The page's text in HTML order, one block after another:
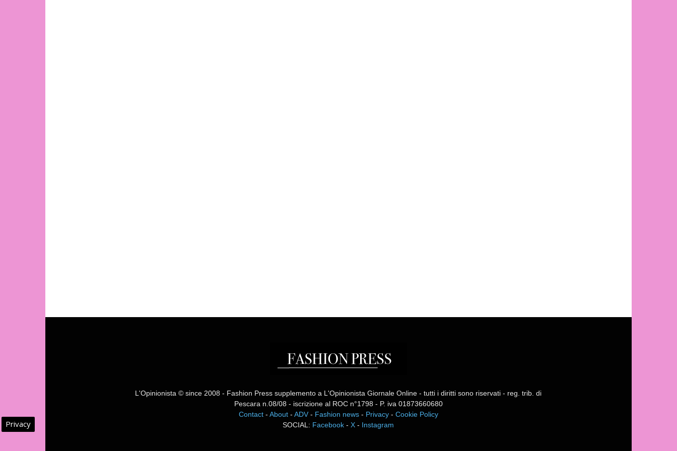
L'Opinionista © since 2008 - Fashion Press supplemento a L'Opinionista Giornale Online - tutti i diritti sono riservati - reg. trib. di
Pescara n.08/08 - iscrizione al ROC n°1798 - P. iva 01873660680
Contact- About- ADV- Fashion news- Privacy- Cookie Policy
SOCIAL: Facebook -X - Instagram
Privacy